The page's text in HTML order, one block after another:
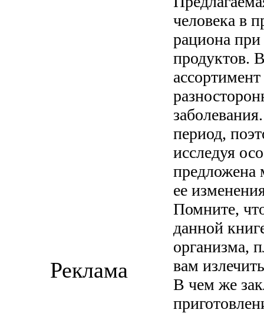
человека в
рациона
продуктов.
период,
исследуя
предложена
ее
Помните,
данной
организма,
вам
В чем же
Реклама